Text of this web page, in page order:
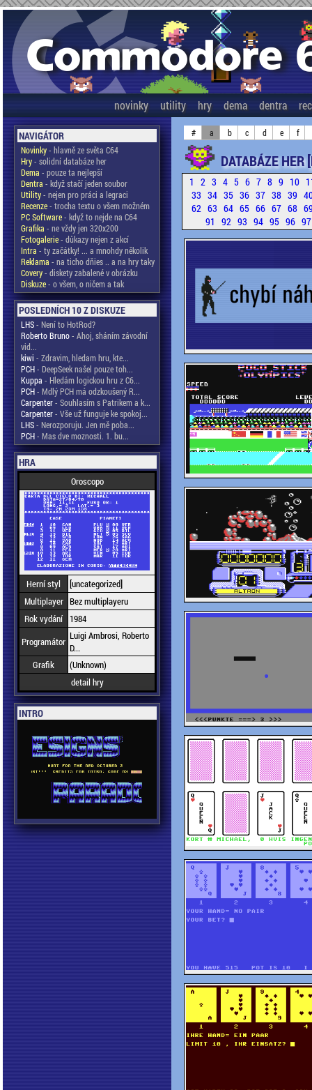
novinky utility hry dema dentra
NAVIGÁTOR
Novinky- hlavně ze světa C64
Hry- solidní databáze her
Dema - pouze ta nejlepší
Dentra - když stačí jeden soubor
Utility- nejen pro práci a legraci
Recenze- trocha textu o všem možném
PC Software- když to nejde na C64
Grafika - ne vždy jen 320x200
Fotogalerie- důkazy nejen z akcí
Intra - ty začátky! ... a mnohdy několik
Reklama - na ticho dňies .. a na hry taky
Covery- diskety zabalené v obrázku
Diskuze- o všem, o ničem a tak
POSLEDNÍCH 10 Z DISKUZE
LHS- Není to HotRod?
Roberto Bruno- Ahoj, sháním závodní
vid...
kiwi - Zdravim, hledam hru, kte...
PCH- DeepSeek našel pouze toh...
Kuppa - Hledám logickou hru z C6...
PCH- Mdlý PCH má odzkoušený R...
Carpenter- Souhlasím s Patrikem a k...
Carpenter- Vše už funguje ke spokoj...
LHS- Nerozporuju. Jen mě poba...
PCH- Mas dve moznosti. 1. bu...
HRA
Oroscopo
Herní styl
[uncategorized]
Multiplayer Bez multiplayeru
Rok vydání
1984
Programátor Luigi Ambrosi, Roberto
D...
Grafik
(Unknown)
detail hry
INTRO
# a b c d e f
DATABÁZE
1 2 3 4 5 6 7 8 9 10
33 34 35 36 37 38 39
62 63 64 65 66 67 68
91 92 93 94 95 96